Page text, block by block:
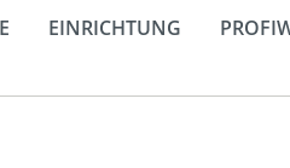
EINRICHTUNG